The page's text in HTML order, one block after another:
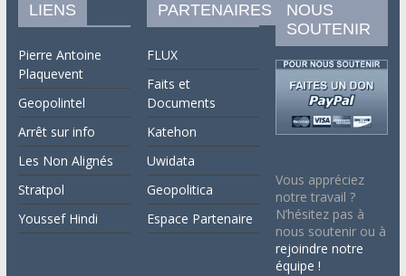
LIENS
Pierre Antoine
Plaquevent
Geopolintel
Arrêt sur info
Les Non Alignés
Stratpol
Youssef Hindi
PARTENAIRES
FLUX
Faits et
Documents
Katehon
Uwidata
Geopolitica
Espace Partenaire
NOUS
SOUTENIR
Vous appréciez
notre travail ?
N’hésitez pas à
nous soutenir ou à
rejoindre notre
équipe !